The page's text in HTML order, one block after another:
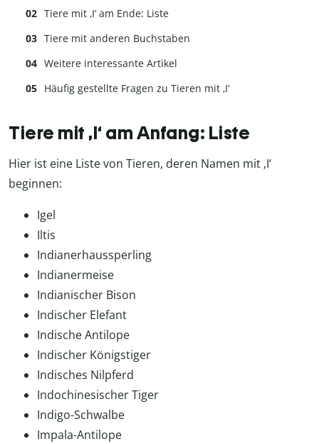
Tiere mit ‚I‘ am Ende: Liste
Tiere mit anderen Buchstaben
Weitere interessante Artikel
Häufig gestellte Fragen zu Tieren mit ‚I‘
Tiere mit ‚I‘ am Anfang: Liste
Hier ist eine Liste von Tieren, deren Namen mit ‚I‘
beginnen:
Igel
Iltis
Indianerhaussperling
Indianermeise
Indianischer Bison
Indischer Elefant
Indische Antilope
Indischer Königstiger
Indisches Nilpferd
Indochinesischer Tiger
Indigo-Schwalbe
Impala-Antilope